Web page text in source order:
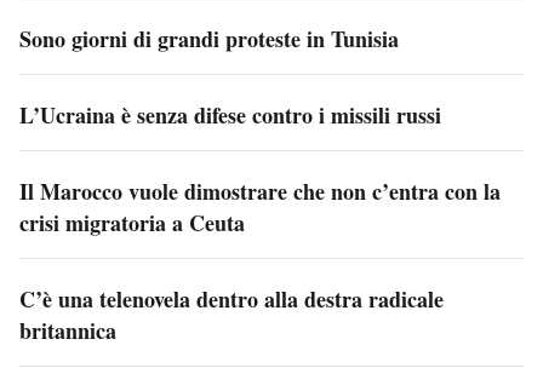
Sono giorni di grandi proteste in Tunisia
L’Ucraina è senza difese contro i missili russi
Il Marocco vuole dimostrare che non c’entra con la
crisi migratoria a Ceuta
C’è una telenovela dentro alla destra radicale
britannica